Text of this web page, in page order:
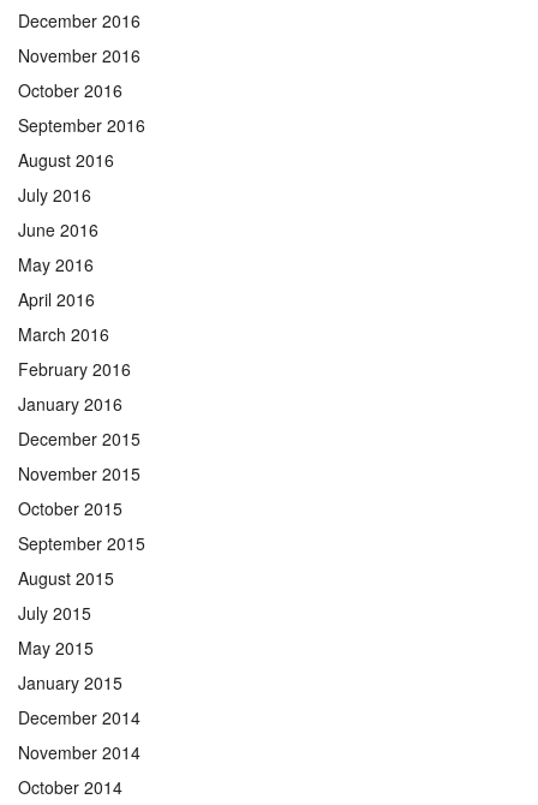
December 2016
November 2016
October 2016
September 2016
August 2016
July 2016
June 2016
May 2016
April 2016
March 2016
February 2016
January 2016
December 2015
November 2015
October 2015
September 2015
August 2015
July 2015
May 2015
January 2015
December 2014
November 2014
October 2014